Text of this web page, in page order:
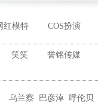
红模特 COS扮演
笑笑 誉铭传媒
乌兰察 巴彦淖 呼伦贝